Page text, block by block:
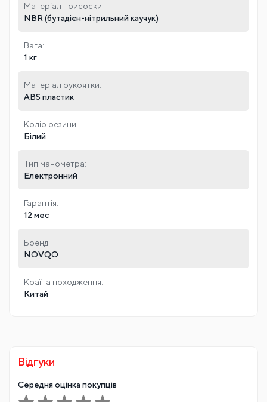
Матеріал присоски:
NBR (бутадієн-нітрильний каучук)
Вага:
1 кг
Матеріал рукоятки:
ABS пластик
Колір резини:
Білий
Тип манометра:
Електронний
Гарантія:
12 мес
Бренд:
NOVQO
Країна походження:
Китай
Відгуки
Середня оцінка покупців